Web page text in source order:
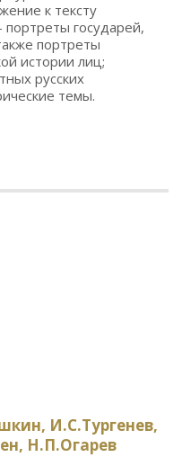
к тексту
государей,
портреты
истории лиц;
русских
темы.
И.С.Тургенев,
Н.П.Огарев